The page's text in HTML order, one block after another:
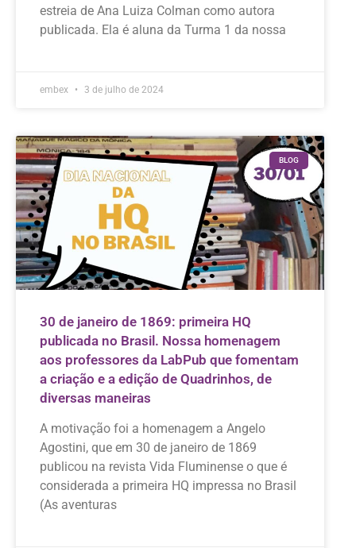
estreia de Ana Luiza Colman como autora
publicada. Ela é aluna da Turma 1 da nossa
embex 3 de julho de 2024
BLOG
30 de janeiro de 1869: primeira HQ
publicada no Brasil. Nossa homenagem
aos professores da LabPub que fomentam
a criação e a edição de Quadrinhos, de
diversas maneiras
A motivação foi a homenagem a Angelo
Agostini, que em 30 de janeiro de 1869
publicou na revista Vida Fluminense o que é
considerada a primeira HQ impressa no Brasil
(As aventuras